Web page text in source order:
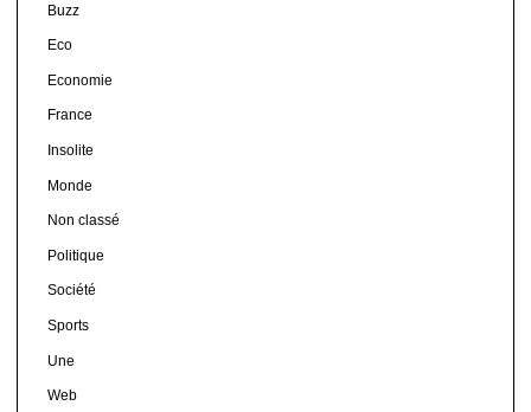
Buzz
Eco
Economie
France
Insolite
Monde
Non classé
Politique
Société
Sports
Une
Web